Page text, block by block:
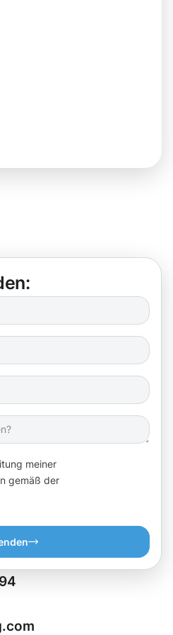
meiner
gemäß der